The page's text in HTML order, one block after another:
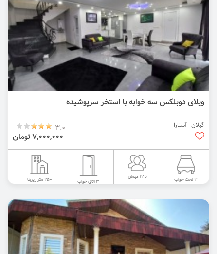
ویلای دوبلکس سه خوابه با استخر سرپوشیده
گیلان - آستارا 3.0
7,000,000 تومان
3 تخت خواب تا 12 مهمان
3 اتاق خواب 250 متر زیربنا